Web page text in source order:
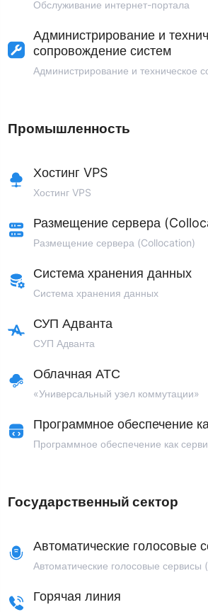
Обслуживание интернет-портала
Администрирование и
сопровождение систем
Администрирование и техническое
Промышленность
Хостинг VPS
Хостинг VPS
Размещение сервера
Размещение сервера (Collocation)
Система хранения данных
Система хранения данных
СУП Адванта
СУП Адванта
Облачная АТС
«Универсальный узел коммутации»
Программное обеспечение
Программное обеспечение как
Государственный сектор
Автоматические голосовые
Автоматические голосовые сервисы
Горячая линия